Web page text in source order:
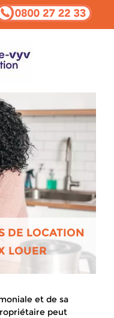
DE LOCATION
LOUER
et de sa
peut